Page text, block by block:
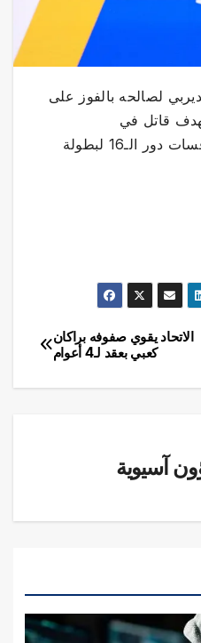
لصالحه بالفوز على
1 – صفر بهدف قاتل في
مباراة الفريقين ضمن منافسات دور الـ16 لبطولة
الاتحاد يقوي صفوفه براكان
كعبي بعقد لـ4 أعوام
آسيوية